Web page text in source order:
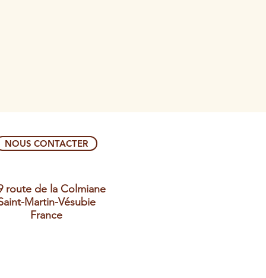
NOUS CONTACTER
route de la Colmiane
Martin-Vésubie
France​